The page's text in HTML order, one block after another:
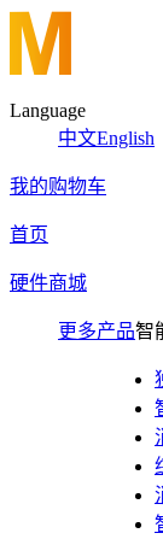
Language
中文English
我的购物车
首页
硬件商城
更多产品智